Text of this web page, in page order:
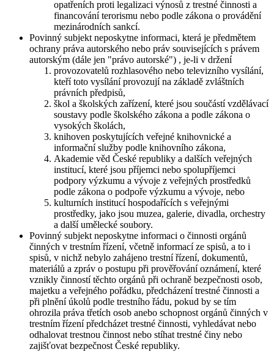
opatřeních proti legalizaci výnosů z trestné činnosti a
financování terorismu nebo podle zákona o provádění
mezinárodních sankcí.
Povinný subjekt neposkytne informaci, která je předmětem
ochrany práva autorského nebo práv souvisejících s právem
autorským (dále jen "právo autorské") , je-li v držení
provozovatelů rozhlasového nebo televizního vysílání,
kteří toto vysílání provozují na základě zvláštních
právních předpisů,
škol a školských zařízení, které jsou součástí vzdělávací
soustavy podle školského zákona a podle zákona o
vysokých školách,
knihoven poskytujících veřejné knihovnické a
informační služby podle knihovního zákona,
Akademie věd České republiky a dalších veřejných
institucí, které jsou příjemci nebo spolupříjemci
podpory výzkumu a vývoje z veřejných prostředků
podle zákona o podpoře výzkumu a vývoje, nebo
kulturních institucí hospodařících s veřejnými
prostředky, jako jsou muzea, galerie, divadla, orchestry
a další umělecké soubory.
Povinný subjekt neposkytne informaci o činnosti orgánů
činných v trestním řízení, včetně informací ze spisů, a to i
spisů, v nichž nebylo zahájeno trestní řízení, dokumentů,
materiálů a zpráv o postupu při prověřování oznámení, které
vznikly činností těchto orgánů při ochraně bezpečnosti osob,
majetku a veřejného pořádku, předcházení trestné činnosti a
při plnění úkolů podle trestního řádu, pokud by se tím
ohrozila práva třetích osob anebo schopnost orgánů činných v
trestním řízení předcházet trestné činnosti, vyhledávat nebo
odhalovat trestnou činnost nebo stíhat trestné činy nebo
zajišťovat bezpečnost České republiky.